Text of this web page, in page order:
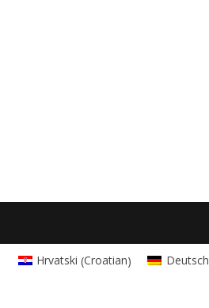
Hrvatski (Croatian) Deutsch